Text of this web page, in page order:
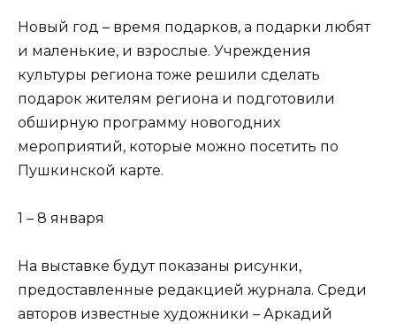
Новый год – время подарков, а подарки любят
и маленькие, и взрослые. Учреждения
культуры региона тоже решили сделать
подарок жителям региона и подготовили
обширную программу новогодних
мероприятий, которые можно посетить по
Пушкинской карте.
1 – 8 января
На выставке будут показаны рисунки,
предоставленные редакцией журнала. Среди
авторов известные художники – Аркадий